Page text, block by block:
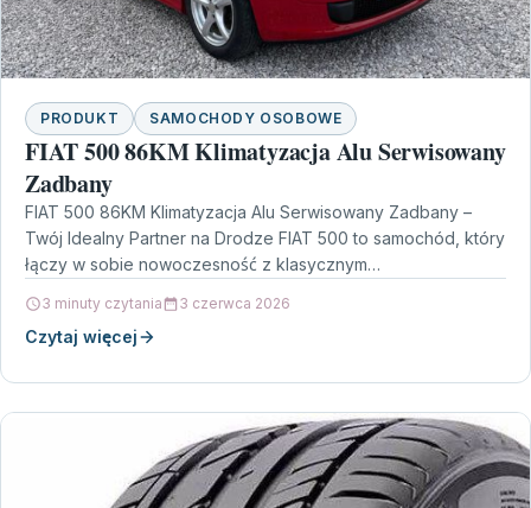
PRODUKT SAMOCHODY OSOBOWE
FIAT 500 86KM Klimatyzacja Alu Serwisowany
Zadbany
FIAT 500 86KM Klimatyzacja Alu Serwisowany Zadbany –
Twój Idealny Partner na Drodze FIAT 500 to samochód, który
łączy w sobie nowoczesność z klasycznym…
3 minuty czytania 3 czerwca 2026
Czytaj więcej